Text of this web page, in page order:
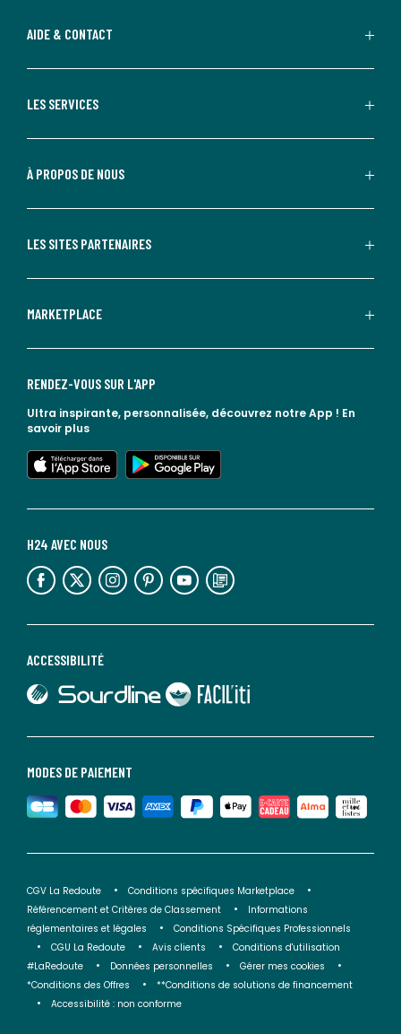
AIDE & CONTACT
LES SERVICES
À PROPOS DE NOUS
LES SITES PARTENAIRES
MARKETPLACE
MODES DE PAIEMENT
ACCESSIBILITÉ
lien vers Sourdline
lien vers Faciliti
H24 AVEC NOUS
lien vers l'espace réseaux sociaux lien vers l'espace réseaux sociaux lien vers l'espace réseaux sociaux lien vers l'espace réseaux sociaux lien vers l'espace réseaux sociaux lien vers le blog la redoute
RENDEZ-VOUS SUR L'APP
Ultra inspirante, personnalisée, découvrez notre App ! En
savoir plus
lien vers l'app store
lien vers google play
CGV La Redoute
Conditions spécifiques Marketplace
Référencement et Critères de Classement
Informations
réglementaires et légales
Conditions Spécifiques Professionnels
CGU La Redoute
Avis clients
Conditions d'utilisation
#LaRedoute
Données personnelles
Gérer mes cookies
*Conditions des Offres
**Conditions de solutions de financement
Accessibilité : non conforme